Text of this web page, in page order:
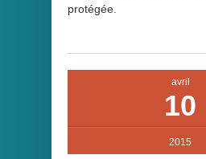
protégée.
avril
10
2015